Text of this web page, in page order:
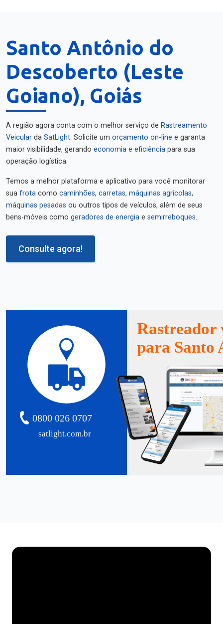
Santo Antônio do
Descoberto (Leste
Goiano), Goiás
A região agora conta com o melhor serviço de Rastreamento
Veicular da SatLight. Solicite um orçamento on-line e garanta
maior visibilidade, gerando economia e eficiência para sua
operação logística.
Temos a melhor plataforma e aplicativo para você monitorar
sua frota como caminhões, carretas, máquinas agrícolas,
máquinas pesadas ou outros tipos de veículos, além de seus
bens-móveis como geradores de energia e semirreboques.
Consulte agora!
satlight.com.br
0800 026 0707
Rastreador
para Santo